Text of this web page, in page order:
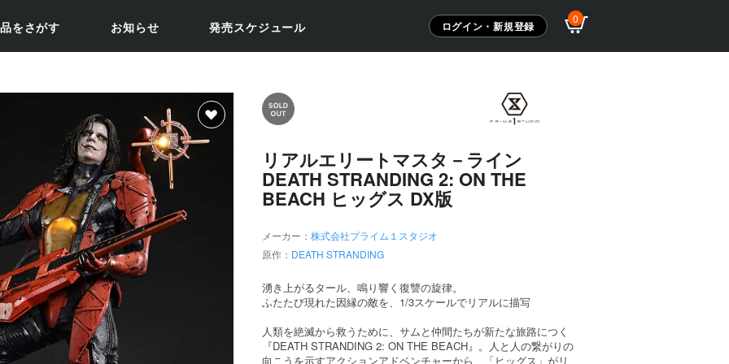
をさがす お知らせ 発売スケジュール ログイン・新規登録
0
リアルエリートマスタ－ライン
DEATH STRANDING 2: ON THE
BEACH ヒッグス DX版
メーカー：株式会社プライム１スタジオ
原作： DEATH STRANDING
湧き上がるタール、鳴り響く復讐の旋律。
ふたたび現れた因縁の敵を、1/3スケールでリアルに描写
人類を絶滅から救うために、サムと仲間たちが新たな旅路につく
『DEATH STRANDING 2: ON THE BEACH』。人と人の繋がりの
向こうを示すアクションアドベンチャーから、「ヒッグス」がリ